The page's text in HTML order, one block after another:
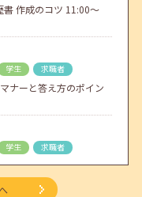
書 作成のコツ 11:00～
学生 求職者
ナーと答え方のポイン
学生 求職者
ニケーション 報・連・